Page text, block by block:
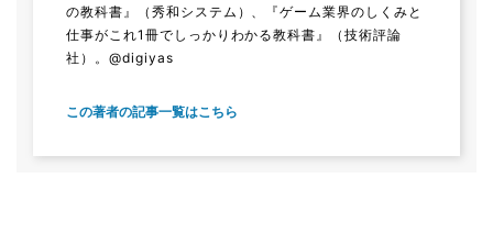
の教科書』（秀和システム）、『ゲーム業界のしくみと
仕事がこれ1冊でしっかりわかる教科書』（技術評論
社）。@digiyas
この著者の記事一覧はこちら